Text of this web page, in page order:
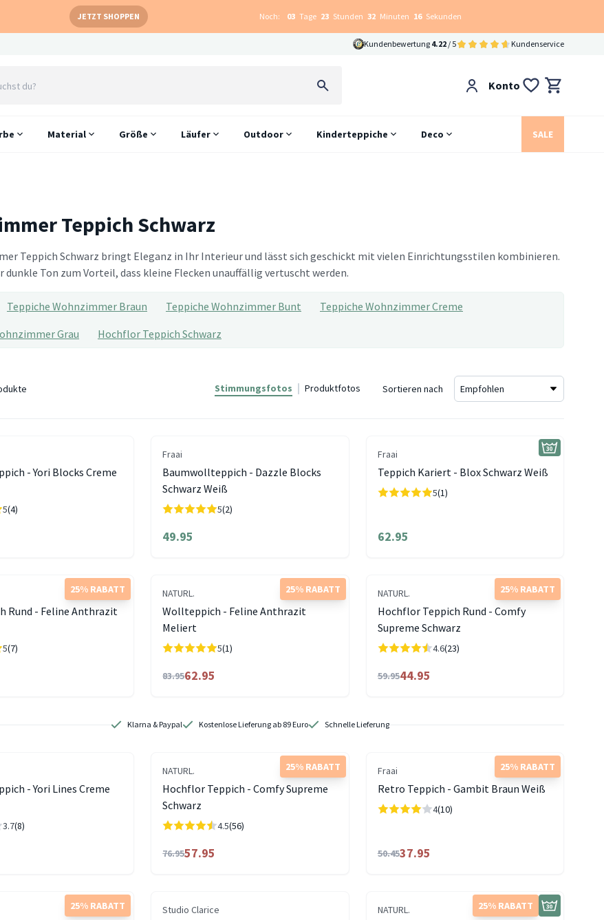
JETZT SHOPPEN Noch: 03 Tage 23 Stunden 32 Minuten 16 Sekunden
Kundenbewertung 4.22 / 5 Kundenservice
Konto
Material Größe Läufer Outdoor Kinderteppiche Deco SALE
Teppich Schwarz
Teppich Schwarz bringt Eleganz in Ihr Interieur und lässt sich geschickt mit vielen Einrichtungsstilen kombinieren.
dunkle Ton zum Vorteil, dass kleine Flecken unauffällig vertuscht werden.
Teppiche Wohnzimmer Braun Teppiche Wohnzimmer Bunt
Teppiche Wohnzimmer Creme
Grau
Hochflor Teppich Schwarz
Stimmungsfotos Produktfotos Sortieren nach
- Yori Blocks Creme
5(4)
Fraai
Baumwollteppich - Dazzle Blocks
Schwarz Weiß
5(2)
49.95
Fraai
Teppich Kariert - Blox Schwarz Weiß
5(1)
62.95
25% RABATT
Rund - Feline Anthrazit
5(7)
25% RABATT
NATURL.
Wollteppich - Feline Anthrazit
Meliert
5(1)
83.9562.95
25% RABATT
NATURL.
Hochflor Teppich Rund - Comfy
Supreme Schwarz
4.6(23)
59.9544.95
Klarna & Paypal Kostenlose Lieferung ab 89 Euro Schnelle Lieferung
- Yori Lines Creme
3.7(8)
25% RABATT
NATURL.
Hochflor Teppich - Comfy Supreme
Schwarz
4.5(56)
76.9557.95
25% RABATT
Fraai
Retro Teppich - Gambit Braun Weiß
4(10)
50.4537.95
25% RABATT Studio Clarice 25% RABATT
NATURL.